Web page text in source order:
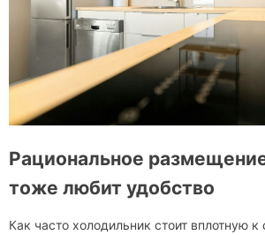
Рациональное
тоже любит удобство
Как часто холодильник стоит вплотную к